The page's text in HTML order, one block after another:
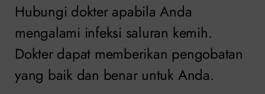
Hubungi dokter apabila Anda
mengalami infeksi saluran kemih.
Dokter dapat memberikan pengobatan
yang baik dan benar untuk Anda.